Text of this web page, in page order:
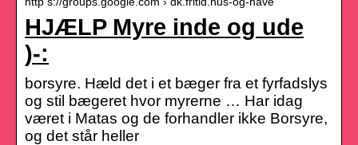
HJÆLP Myre inde og ude
)-:
borsyre. Hæld det i et bæger fra et fyrfadslys
og stil bægeret hvor myrerne … Har idag
været i Matas og de forhandler ikke Borsyre,
og det står heller